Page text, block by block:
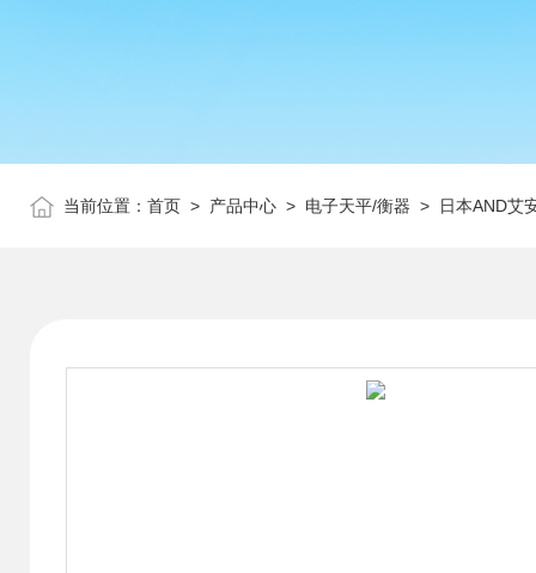
当前位置： 首页 > 产品中心 > 电子天平/衡器 > 日本AND艾